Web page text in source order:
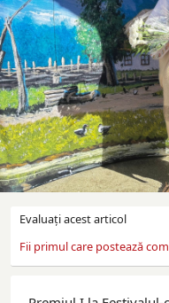
Evaluaţi acest articol
Fii primul care postează